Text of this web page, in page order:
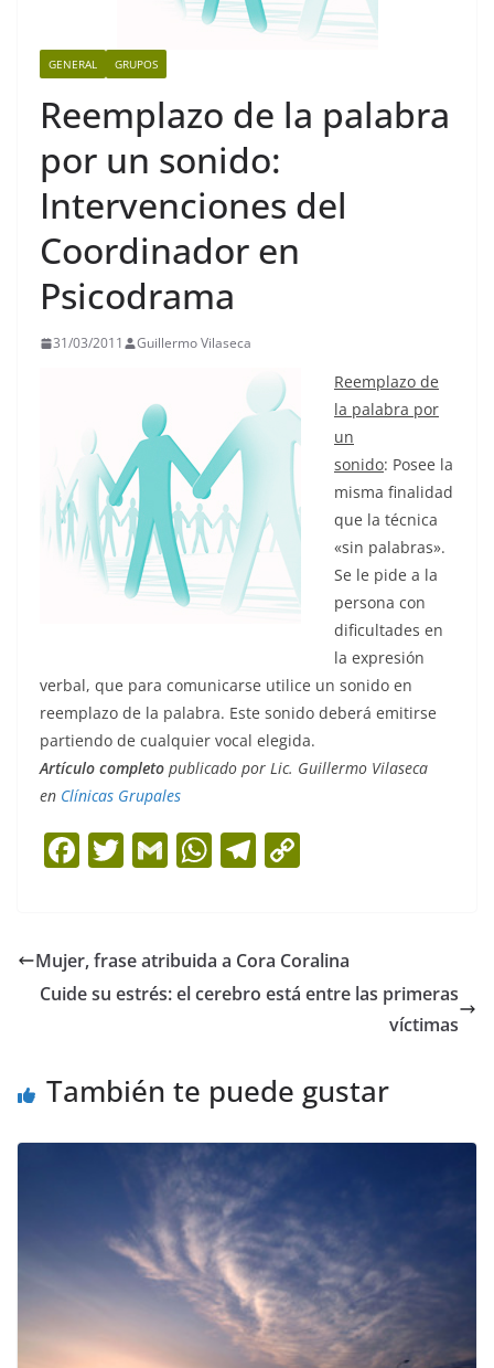
GENERAL GRUPOS
Reemplazo de la palabra
por un sonido:
Intervenciones del
Coordinador en
Psicodrama
31/03/2011 Guillermo Vilaseca
Reemplazo de
la palabra por
un
sonido: Posee la
misma finalidad
que la técnica
«sin palabras».
Se le pide a la
persona con
dificultades en
la expresión
verbal, que para comunicarse utilice un sonido en
reemplazo de la palabra. Este sonido deberá emitirse
partiendo de cualquier vocal elegida.
Artículo completo publicado por Lic. Guillermo Vilaseca
en Clínicas Grupales
F
e
b
k
T
er
G
l
W
s
A
T
gr
a
y
Li
Mujer, frase atribuida a Cora Coralina
Cuide su estrés: el cerebro está entre las primeras
víctimas
También te puede gustar